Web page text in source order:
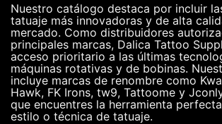
Nuestro catálogo destaca por incluir
tatuaje más innovadoras y de alta
mercado. Como distribuidores
principales marcas, Dalica Tattoo
acceso prioritario a las últimas
máquinas rotativas y de bobinas.
incluye marcas de renombre como
Hawk, FK Irons, tw9, Tattoome y
que encuentres la herramienta
estilo o técnica de tatuaje.